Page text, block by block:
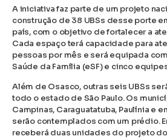
A iniciativa faz parte de um projeto
construção de 38 UBSs desse porte
país, com o objetivo de fortalecer a
Cada espaço terá capacidade para
pessoas por mês e será equipada
Saúde da Família (eSF) e cinco
Além de Osasco, outras seis UBSs
todo o estado de São Paulo. Os
Campinas, Caraguatatuba, Paulínia e
serão contemplados com um prédio.
receberá duas unidades do projeto